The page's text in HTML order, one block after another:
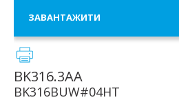
ЗАВАНТАЖИТИ
BK316.3AA
BK316BUW#04HT